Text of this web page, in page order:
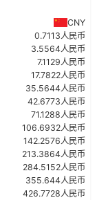
CNY
0.7113人民币
3.5564人民币
7.1129人民币
17.7822人民币
35.5644人民币
42.6773人民币
71.1288人民币
106.6932人民币
142.2576人民币
213.3864人民币
284.5152人民币
355.644人民币
426.7728人民币